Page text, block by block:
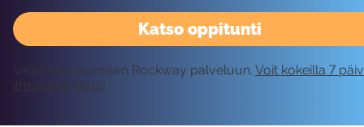
Katso oppitunti
Vaatii kirjautumisen Rockway palveluun. Voit kokeilla 7
ilmaiseksi tästä!